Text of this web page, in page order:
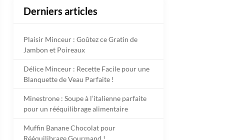
Derniers articles
Plaisir Minceur : Goûtez ce Gratin de
Jambon et Poireaux
Délice Minceur : Recette Facile pour une
Blanquette de Veau Parfaite !
Minestrone : Soupe à l’italienne parfaite
pour un rééquilibrage alimentaire
Muffin Banane Chocolat pour
Rééquilibrage Gourmand !